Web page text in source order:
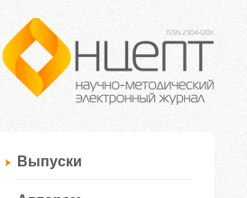
Выпуски